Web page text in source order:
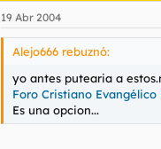
19 Abr 2004
Alejo666 rebuznó:
yo antes putearia a
Foro Cristiano
Es una opcion...